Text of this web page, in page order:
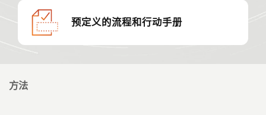
预定义的流程和行动手册
方法